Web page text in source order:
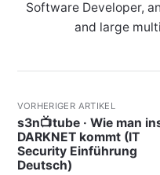
Software Developer,
and large
VORHERIGER ARTIKEL
s3n📺tube · Wie man
DARKNET kommt (IT
Security Einführung
Deutsch)